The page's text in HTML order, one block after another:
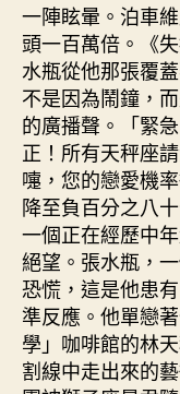
一陣眩暈。泊車
頭一百萬倍。《
水瓶從他那張覆
不是因為鬧鐘，
的廣播聲。「緊
正！所有天秤座
嚏，您的戀愛機
降至負百分之八
一個正在經歷中
絕望。張水瓶，
恐慌，這是他患
準反應。他單戀
學」咖啡館的林
割線中走出來的